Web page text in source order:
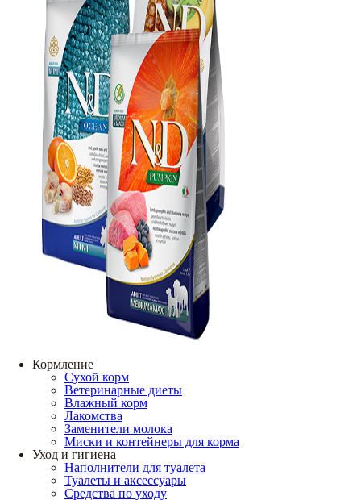
Кормление
Сухой корм
Ветеринарные диеты
Влажный корм
Лакомства
Заменители молока
Миски и контейнеры для корма
Уход и гигиена
Наполнители для туалета
Туалеты и аксессуары
Средства по уходу